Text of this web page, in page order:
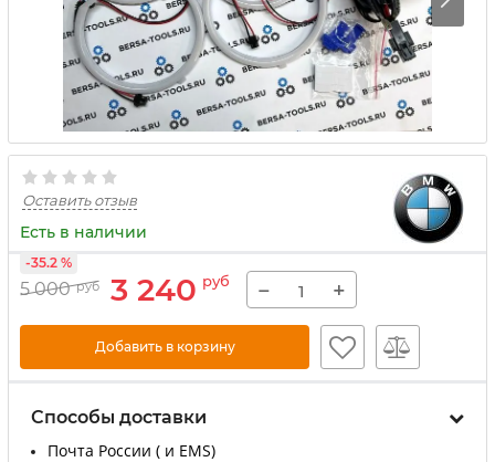
Оставить отзыв
Есть в наличии
5 000 руб 3 240 руб
-35.2 %
− +
Добавить в корзину
Способы доставки
Почта России ( и EMS)